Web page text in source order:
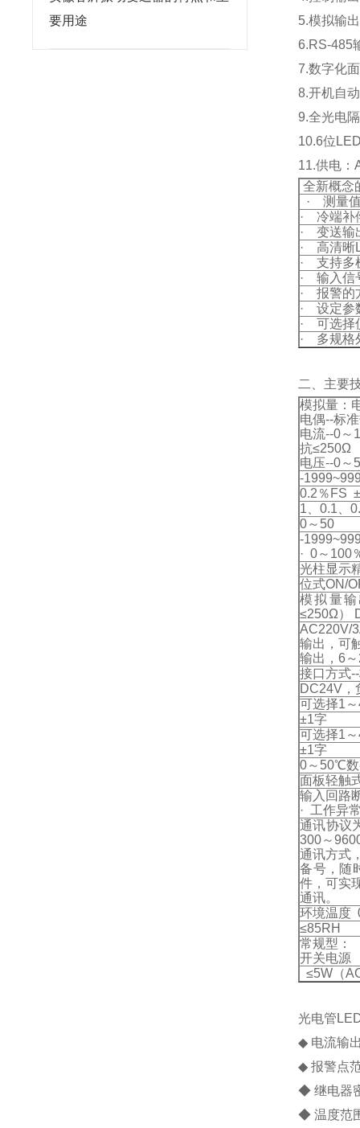
要用途
5.模拟输
6.RS-485
7.数字化
8.开机自
9.全光电
10.6位
11.供电：
全新概念
· 测量
· 冷端补
· 变送输
· 高清晰
· 支持多
· 输入信
· 报警的
· 设定参
· 可选择
· 多规格
二、主要
模拟量：
电偶--标
电流--0～
抗≤250Ω
电压--0～
-
0.2％FS
1、0.1、
0～50
-
· 0～
光柱显示
位式ON/
模拟量
≤250Ω）
AC220V/
输出，可
输出，6
接口方式
DC24V，
可选择1
±1字
可选择1
±1字
0～50℃数
面板轻触
输入回路
· 工作异
通讯协议
300～
通讯方式
备号，随
件，可实
通讯。
环境温度
常规型：
开关电源
≤5W（
光电管
◆ 电流输
◆ 报警点
◆ 继电器
◆ 温度范